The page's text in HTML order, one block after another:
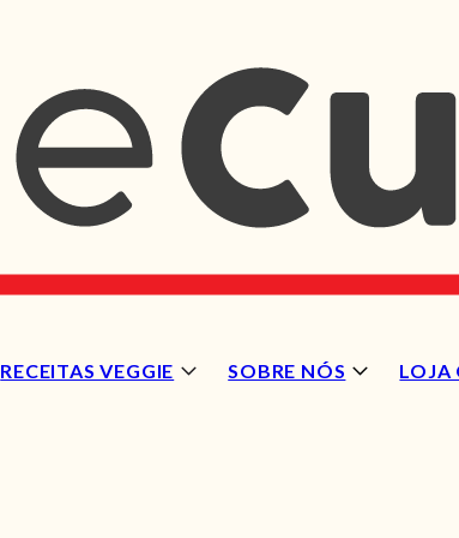
RECEITAS VEGGIE SOBRE NÓS LOJA